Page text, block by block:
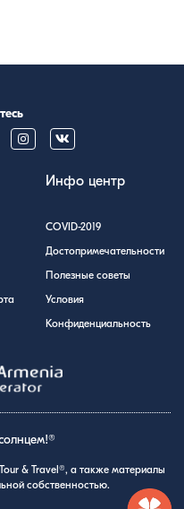
Можно заказать
Инфо центр
COVID-2019
Достопримечательности
Полезные советы
Условия
Конфиденциальность
& Travel®, а также материалы
собственностью.